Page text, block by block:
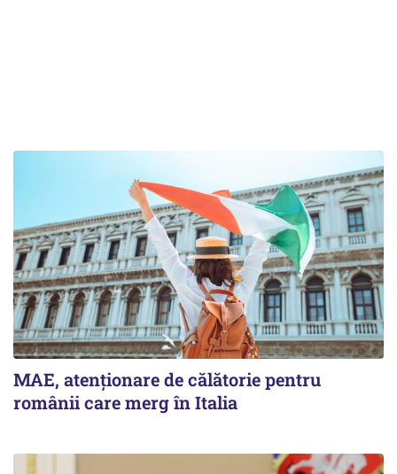
MAE, atenționare de călătorie pentru
românii care merg în Italia